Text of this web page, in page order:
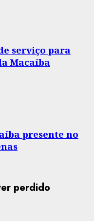
serviço para
Macaíba
presente no
perdido